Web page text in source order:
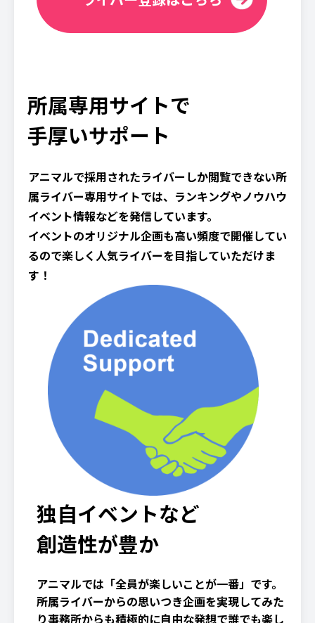
所属専用サイトで
手厚いサポート
アニマルで採用されたライバーしか閲覧できない所
属ライバー専用サイトでは、ランキングやノウハウ
イベント情報などを発信しています。
イベントのオリジナル企画も高い頻度で開催してい
るので楽しく人気ライバーを目指していただけま
す！
独自イベントなど
創造性が豊か
アニマルでは「全員が楽しいことが一番」です。
所属ライバーからの思いつき企画を実現してみた
り事務所からも積極的に自由な発想で誰でも楽し